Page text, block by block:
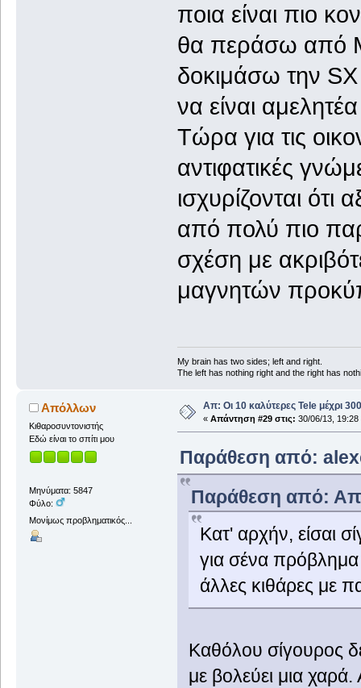
ποια είναι πιο
θα περάσω από
δοκιμάσω την SX
να είναι
Τώρα για τις
αντιφατικές
ισχυρίζονται ότι
από πολύ πιο
σχέση με
μαγνητών
My brain has two sides; left and right.
The left has nothing right and the right has
Απόλλων
Κιθαροσυντονιστής
Εδώ είναι το σπίτι μου
Μηνύματα: 5847
Φύλο:
Μονίμως προβληματικός...
Απ: Οι 10 καλύτερες Tele μέχρι
« Απάντηση #29 στις: 30/06/13, 19:28
Παράθεση από:
Παράθεση από:
Kατ' αρχήν, είσαι
για σένα
άλλες κιθάρες με
Καθόλου σίγουρος
με βολεύει μια